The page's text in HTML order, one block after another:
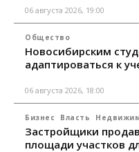
06 августа 2026, 19:00
Общество
Новосибирским
адаптироваться к
06 августа 2026, 18:00
Бизнес Власть
Застройщики
площади участков